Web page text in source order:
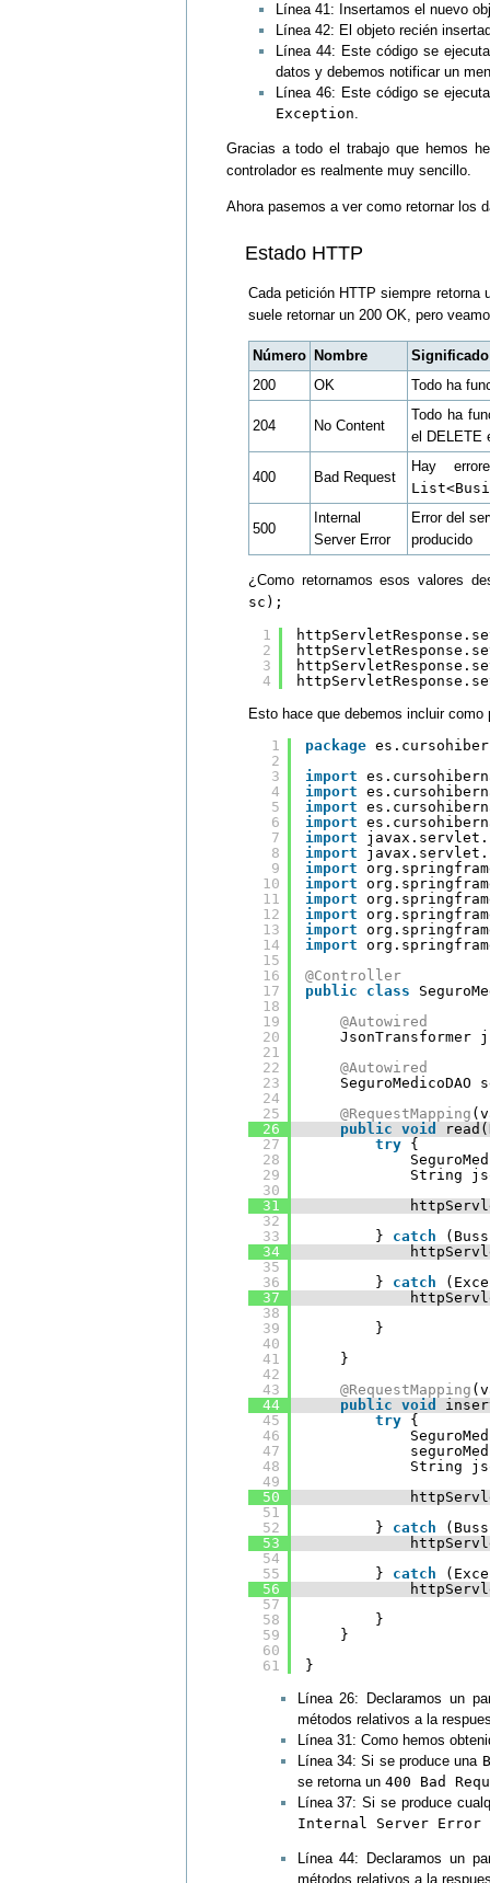
Línea 41: Insertamos el nuevo
Línea 42: El objeto recién
Línea 44: Este código se
datos y debemos notificar un
Línea 46: Este código se
Exception.
Gracias a todo el trabajo que hemos
controlador es realmente muy sencillo.
Ahora pasemos a ver como retornar los
Estado HTTP
Cada petición HTTP siempre
suele retornar un 200 OK, pero
Número Nombre
Significado
200
OK Todo ha
204 No Content
Todo ha
el DELETE
400 Bad Request
Hay
500
Internal
Server Error
Error del
producido
¿Como retornamos esos valores
sc);
1
2
3
4
Esto hace que debemos incluir
1
2
3
4
5
6
7
8
9
10
11
12
13
14
15
16
17
18
19
20
21
22
23
24
25
26
27
28
29
30
31
32
33
34
35
36
37
38
39
40
41
42
43
44
45
46
47
48
49
50
51
52
53
54
55
56
57
58
59
60
61
package
import
import
import
import
import
import
import
import
import
import
import
import
@Controller
public
class
@Autowired
JsonTransformer
@Autowired
SeguroMedicoDAO
@RequestMapping
public void
try
{
String
} catch
} catch
}
}
@RequestMapping
public void
try
{
String
} catch
} catch
}
}
}
Línea 26: Declaramos un
métodos relativos a la
Línea 31: Como hemos
Línea 34: Si se produce una
se retorna un 400 Bad
Línea 37: Si se produce
Internal Server Error
Línea 44: Declaramos un
métodos relativos a la